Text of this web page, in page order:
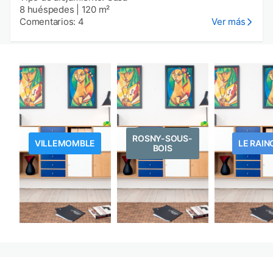
8 huéspedes
120 m²
Comentarios: 4
Ver más
VILLEMOMBLE
ROSNY-SOUS-
BOIS
LE